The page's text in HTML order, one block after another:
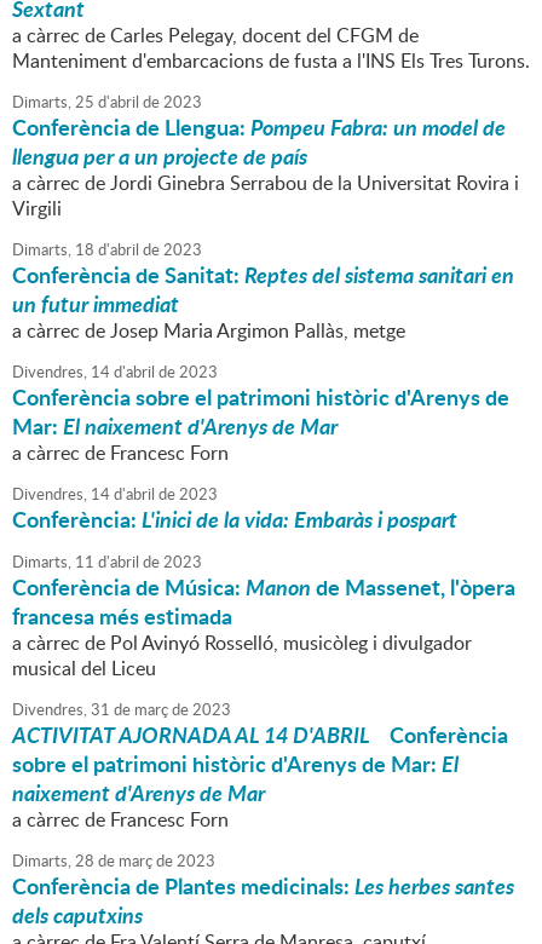
Sextant
a càrrec de Carles Pelegay, docent del CFGM de
Manteniment d'embarcacions de fusta a l'INS Els Tres Turons.
Dimarts,25 d'abril de2023
Conferència de Llengua:Pompeu Fabra: un model de
llengua per a un projecte de país
a càrrec de Jordi Ginebra Serrabou de la Universitat Rovira i
Virgili
Dimarts, 18 d'abril de2023
Conferència de Sanitat:Reptes del sistema sanitari en
un futur immediat
a càrrec de Josep Maria Argimon Pallàs, metge
Divendres, 14d'abril de2023
Conferència sobre el patrimoni històric d'Arenys de
Mar:El naixement d'Arenys de Mar
a càrrec de Francesc Forn
Divendres, 14d'abril de2023
Conferència:L'inici de la vida: Embaràs i pospart
Dimarts, 11 d'abril de2023
Conferència de Música:Manonde Massenet, l'òpera
francesa més estimada
a càrrec de Pol Avinyó Rosselló, musicòleg i divulgador
musical del Liceu
Divendres,31 de marçde2023
ACTIVITAT AJORNADA AL 14 D'ABRIL
Conferència
sobre el patrimoni històric d'Arenys de Mar:El
naixement d'Arenys de Mar
a càrrec de Francesc Forn
Dimarts,28 de marçde2023
Conferència de Plantes medicinals:Les herbes santes
dels caputxins